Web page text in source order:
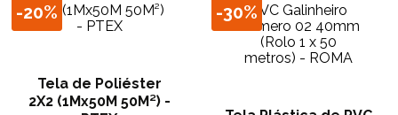
-20%
Tela de Poliéster
2X2 (1Mx50M 50M²) -
-30%